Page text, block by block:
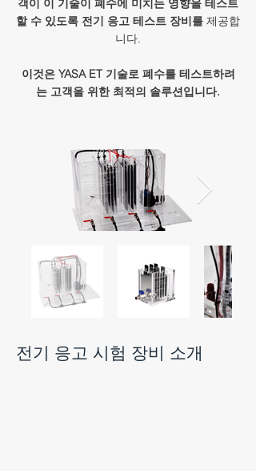
객이 이 기술이 폐수에 미치는 영향을 테스트
할 수 있도록 전기 응고 테스트 장비를 제공합
니다.
이것은 YASA ET 기술로 폐수를 테스트하려
는 고객을 위한 최적의 솔루션입니다.
전기 응고 시험 장비 소개